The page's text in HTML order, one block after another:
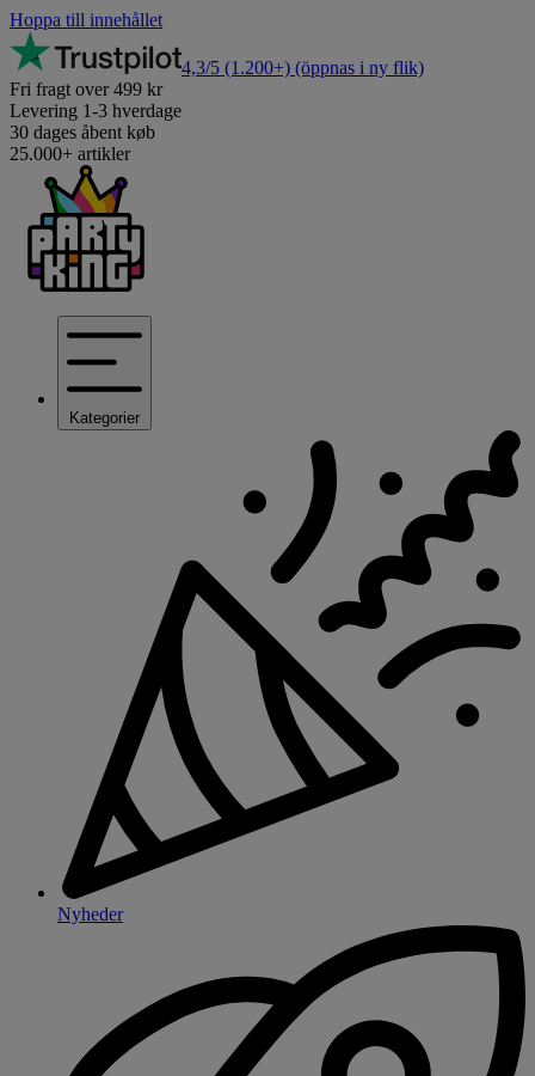
Hoppa till innehållet
4,3/5 (1.200+) (öppnas i ny flik)
Fri fragt over 499 kr
Levering 1-3 hverdage
30 dages åbent køb
25.000+ artikler
Kategorier
Nyheder